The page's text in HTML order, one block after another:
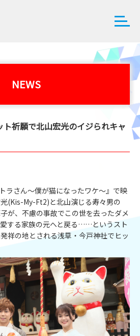
NEWS
祈願で北山宏光のイジられキャ
ラさん〜僕が猫になったワケ〜』で映
(Kis-My-Ft2)と北山演じる寿々男の
が、不慮の事故でこの世を去ったダメ
する家族の元へと戻る……というスト
祥の地とされる浅草・今戸神社でヒッ